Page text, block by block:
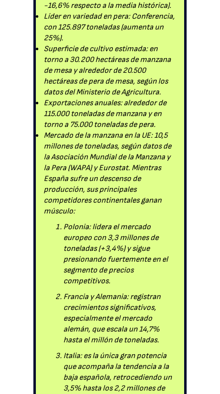
-16,6% respecto a la media histórica).
Líder en variedad en pera: Conferencia,
con 125.897 toneladas (aumenta un
25%).
Superficie de cultivo estimada: en
torno a 30.200 hectáreas de manzana
de mesa y alrededor de 20.500
hectáreas de pera de mesa, según los
datos del Ministerio de Agricultura.
Exportaciones anuales: alrededor de
115.000 toneladas de manzana y en
torno a 75.000 toneladas de pera.
Mercado de la manzana en la UE: 10,5
millones de toneladas, según datos de
la Asociación Mundial de la Manzana y
la Pera (WAPA) y Eurostat. Mientras
España sufre un descenso de
producción, sus principales
competidores continentales ganan
músculo:
Polonia: lidera el mercado
europeo con 3,3 millones de
toneladas (+3,4%) y sigue
presionando fuertemente en el
segmento de precios
competitivos.
Francia y Alemania: registran
crecimientos significativos,
especialmente el mercado
alemán, que escala un 14,7%
hasta el millón de toneladas.
Italia: es la única gran potencia
que acompaña la tendencia a la
baja española, retrocediendo un
3,5% hasta los 2,2 millones de